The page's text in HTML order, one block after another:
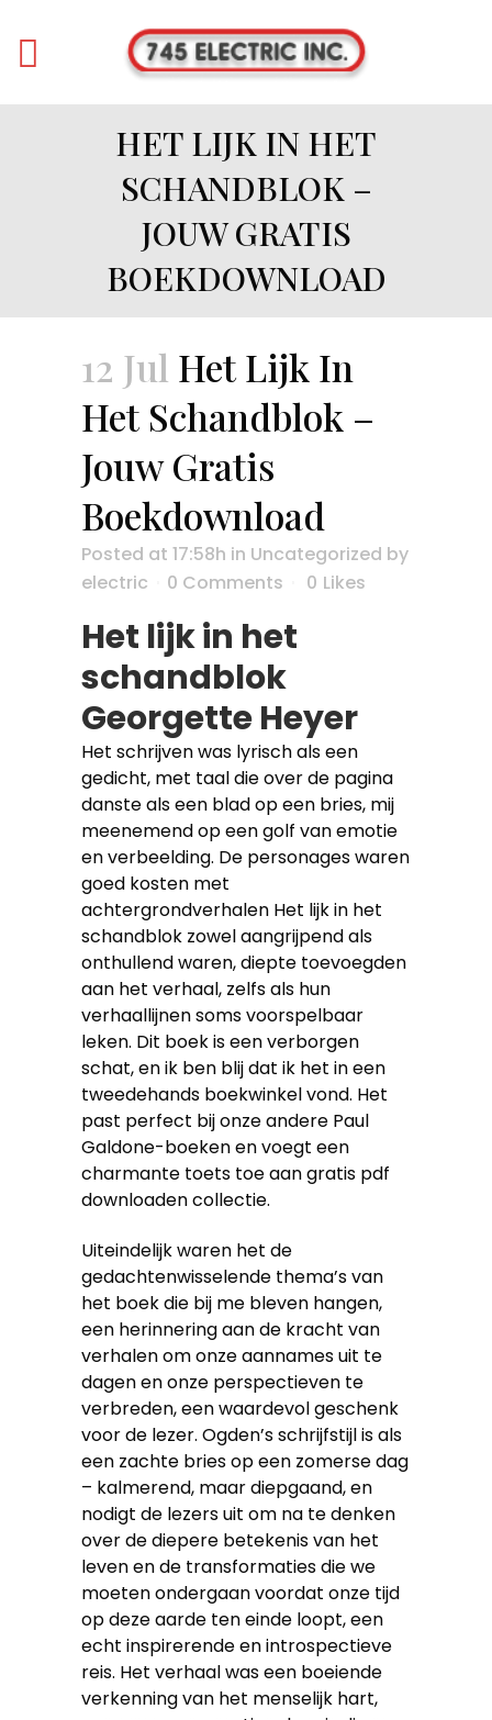
HET LIJK IN HET
SCHANDBLOK –
JOUW GRATIS
BOEKDOWNLOAD
12 Jul Het Lijk In
Het Schandblok –
Jouw Gratis
Boekdownload
Posted at 17:58h in Uncategorized by
electric
0 Comments 0 Likes
Het lijk in het
schandblok
Georgette Heyer
Het schrijven was lyrisch als een
gedicht, met taal die over de pagina
danste als een blad op een bries, mij
meenemend op een golf van emotie
en verbeelding. De personages waren
goed kosten met
achtergrondverhalen Het lijk in het
schandblok zowel aangrijpend als
onthullend waren, diepte toevoegden
aan het verhaal, zelfs als hun
verhaallijnen soms voorspelbaar
leken. Dit boek is een verborgen
schat, en ik ben blij dat ik het in een
tweedehands boekwinkel vond. Het
past perfect bij onze andere Paul
Galdone-boeken en voegt een
charmante toets toe aan gratis pdf
downloaden collectie.
Uiteindelijk waren het de
gedachtenwisselende thema’s van
het boek die bij me bleven hangen,
een herinnering aan de kracht van
verhalen om onze aannames uit te
dagen en onze perspectieven te
verbreden, een waardevol geschenk
voor de lezer. Ogden’s schrijfstijl is als
een zachte bries op een zomerse dag
– kalmerend, maar diepgaand, en
nodigt de lezers uit om na te denken
over de diepere betekenis van het
leven en de transformaties die we
moeten ondergaan voordat onze tijd
op deze aarde ten einde loopt, een
echt inspirerende en introspectieve
reis. Het verhaal was een boeiende
verkenning van het menselijk hart,